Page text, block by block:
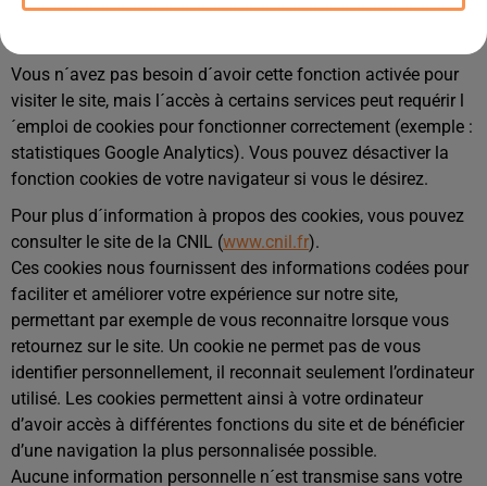
ordinateur, mobile ou tablette lorsque vous consultez notre
Vous n´avez pas besoin d´avoir cette fonction activée pour
visiter le site, mais l´accès à certains services peut requérir l
´emploi de cookies pour fonctionner correctement (exemple :
statistiques Google Analytics). Vous pouvez désactiver la
fonction cookies de votre navigateur si vous le désirez.
Pour plus d´information à propos des cookies, vous pouvez
consulter le site de la CNIL (www.cnil.fr).
Ces cookies nous fournissent des informations codées pour
faciliter et améliorer votre expérience sur notre site,
permettant par exemple de vous reconnaitre lorsque vous
retournez sur le site. Un cookie ne permet pas de vous
identifier personnellement, il reconnait seulement l’ordinateur
utilisé. Les cookies permettent ainsi à votre ordinateur
d’avoir accès à différentes fonctions du site et de bénéficier
d’une navigation la plus personnalisée possible.
Aucune information personnelle n´est transmise sans votre